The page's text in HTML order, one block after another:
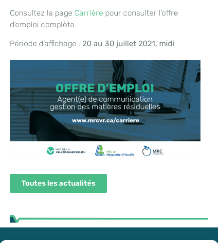
Consultez la page Carrière pour consulter l’offre
d’emploi complète.
Période d’affichage : 20 au 30 juillet 2021, midi
Toutes les actualités